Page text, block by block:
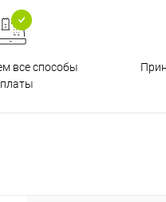
все способы